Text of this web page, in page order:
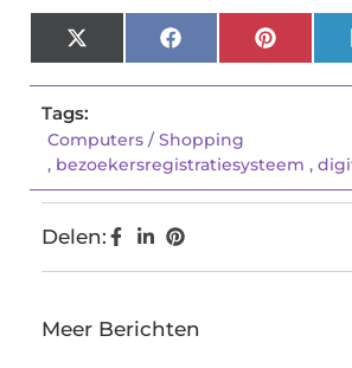
X
(Twitter)
Facebook
Tags:
Computers / Shopping
, bezoekersregistratiesysteem ,
Delen:
Meer Berichten